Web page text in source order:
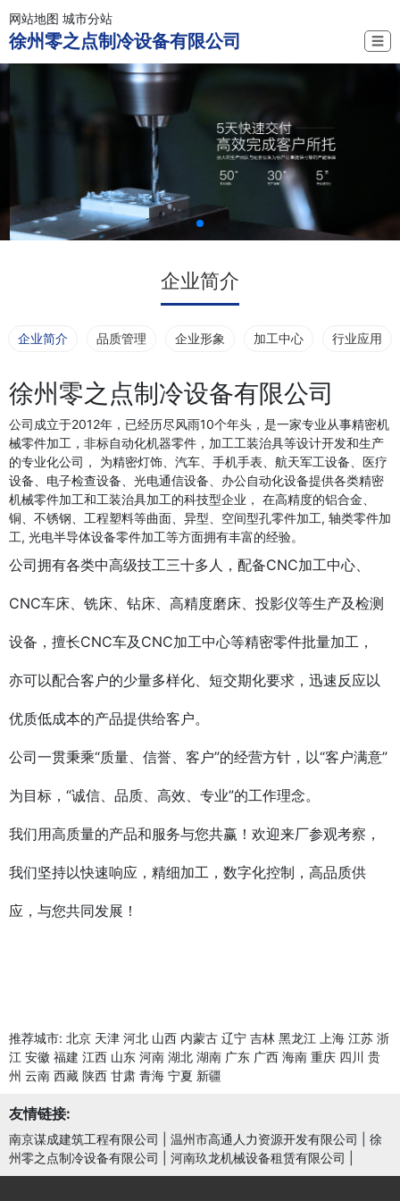
网站地图 城市分站
徐州零之点制冷设备有限公司 ☰
企业简介
企业简介 品质管理 企业形象 加工中心 行业应用
徐州零之点制冷设备有限公司
公司成立于2012年，已经历尽风雨10个年头，是一家专业从事精密机
械零件加工，非标自动化机器零件，加工工装治具等设计开发和生产
的专业化公司， 为精密灯饰、汽车、手机手表、航天军工设备、医疗
设备、电子检查设备、光电通信设备、办公自动化设备提供各类精密
机械零件加工和工装治具加工的科技型企业， 在高精度的铝合金、
铜、不锈钢、工程塑料等曲面、异型、空间型孔零件加工, 轴类零件加
工, 光电半导体设备零件加工等方面拥有丰富的经验。
公司拥有各类中高级技工三十多人，配备CNC加工中心、
CNC车床、铣床、钻床、高精度磨床、投影仪等生产及检测
设备，擅长CNC车及CNC加工中心等精密零件批量加工，
亦可以配合客户的少量多样化、短交期化要求，迅速反应以
优质低成本的产品提供给客户。
公司一贯秉乘“质量、信誉、客户”的经营方针，以“客户满意”
为目标，“诚信、品质、高效、专业”的工作理念。
我们用高质量的产品和服务与您共赢！欢迎来厂参观考察，
我们坚持以快速响应，精细加工，数字化控制，高品质供
应，与您共同发展！
推荐城市: 北京 天津 河北 山西 内蒙古 辽宁 吉林 黑龙江 上海 江苏 浙
江 安徽 福建 江西 山东 河南 湖北 湖南 广东 广西 海南 重庆 四川 贵
州 云南 西藏 陕西 甘肃 青海 宁夏 新疆
友情链接:
南京谋成建筑工程有限公司 温州市高通人力资源开发有限公司
徐
州零之点制冷设备有限公司
河南玖龙机械设备租赁有限公司